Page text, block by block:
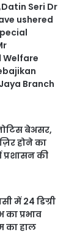
Seri Dr
ushered
Welfare
Branch
बेअसर,
होने का
की
में 24 डिग्री
का प्रभाव
का हाल